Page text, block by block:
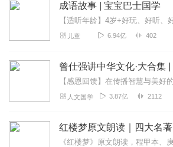
成语故事 | 宝宝巴士国学
儿童 6.94亿 402
人文国学 3.87亿 2112
红楼梦原文朗读｜四大名著